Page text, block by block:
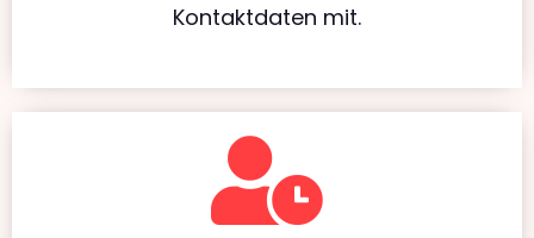
Kontaktdaten mit.